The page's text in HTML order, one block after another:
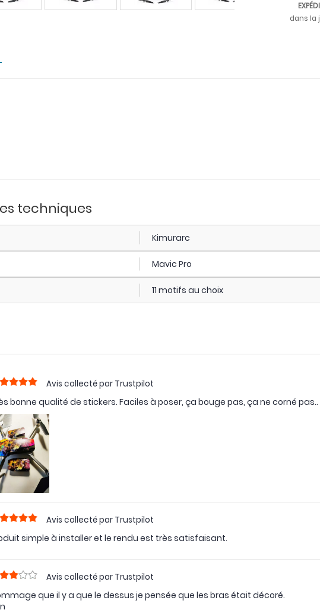
dans la
techniques
Kimurarc
Mavic Pro
11 motifs au choix
Avis collecté par Trustpilot
bonne qualité de stickers. Faciles à poser, ça bouge pas, ça ne corné pas..
Avis collecté par Trustpilot
simple à installer et le rendu est très satisfaisant.
Avis collecté par Trustpilot
que il y a que le dessus je pensée que les bras était décoré.